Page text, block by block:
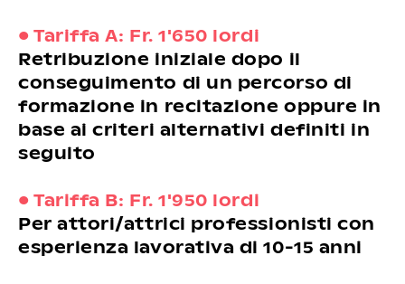
• Tariffa A: Fr. 1'650 lordi
Retribuzione iniziale dopo il
conseguimento di un percorso di
formazione in recitazione oppure in
base ai criteri alternativi definiti in
seguito
• Tariffa B: Fr. 1'950 lordi
Per attori/attrici professionisti con
esperienza lavorativa di 10-15 anni